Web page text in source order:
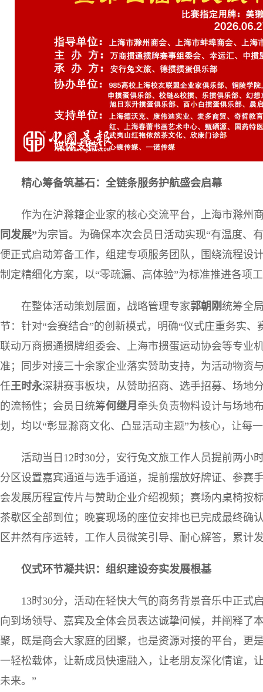
精心筹备筑基石：全链条服务护航盛会启幕
作为在沪滁籍企业家的核心交流平台，上海市滁州
同发展”为宗旨。为确保本次会员日活动实现“有温度、
便正式启动筹备工作，组建专项服务团队，围绕流程设
制定精细化方案，以“零疏漏、高体验”为标准推进各项
在整体活动策划层面，战略管理专家郭朝刚统筹全
节：针对“会赛结合”的创新模式，明确“仪式庄重务实
联动万商掼通掼牌组委会、上海市掼蛋运动协会等专业
准；同步对接三十余家企业落实赞助支持，为活动物资
任王时永深耕赛事板块，从赞助招商、选手招募、场地
的流畅性；会员日统筹何继月 牵头负责物料设计与场地
划，均以“彰显滁商文化、凸显活动主题”为核心，让每
活动当日12时30分，安行兔文旅工作人员提前两小
分区设置嘉宾通道与选手通道，提前摆放好牌证、参赛
会发展历程宣传片与赞助企业介绍视频；赛场内桌椅按
茶歇区全部到位；晚宴现场的座位安排也已完成最终确
区井然有序运转，工作人员微笑引导、耐心解答，累计
仪式环节凝共识：组织建设夯实发展根基
13时30分，活动在轻快大气的商务背景音乐中正式
向到场领导、嘉宾及全体会员表达诚挚问候，并阐释了
聚，既是商会大家庭的团聚，也是资源对接的平台，更
一轻松载体，让新成员快速融入，让老朋友深化情谊，
未来。”